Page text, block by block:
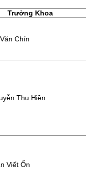
Trưởng Khoa
Chín
Thu Hiền
Viết Ổn